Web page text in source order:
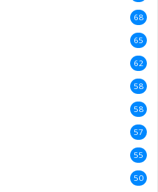
68
65
62
58
58
57
55
50